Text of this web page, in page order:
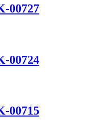
00727
00724
00715